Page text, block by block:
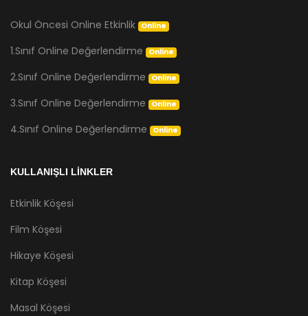
Okul Öncesi Online Etkinlik Online
1.Sınıf Online Değerlendirme Online
2.Sınıf Online Değerlendirme Online
3.Sınıf Online Değerlendirme Online
4.Sınıf Online Değerlendirme Online
KULLANIŞLI LİNKLER
Etkinlik Köşesi
Film Köşesi
Hikaye Köşesi
Kitap Köşesi
Masal Köşesi